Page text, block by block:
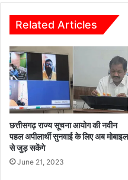
वृ
ह
द
वृ
क्षा
रो
प
ण
का
र्य
क्र
औ
र
स
हा
य
क
शि
क्ष
कों
की
का
उं
Related Articles
छत्तीसगढ़ राज्य सूचना आयोग की नवीन
पहल अपीलार्थी सुनवाई के लिए अब मोबाइल
से जुड़ सकेंगे
June 21, 2023